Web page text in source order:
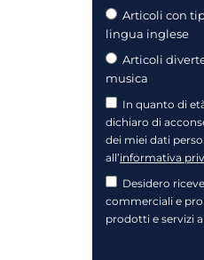
Articoli con
lingua inglese
Articoli
musica
In quanto di
dichiaro di
dei miei dati
all’informativa
Desidero
commerciali e
prodotti e servizi